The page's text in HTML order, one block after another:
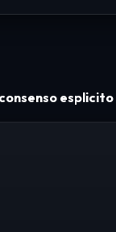
esplicito